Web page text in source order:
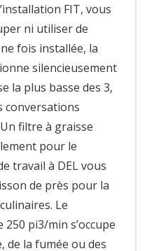
FIT, vous
ni utiliser de
fois installée, la
silencieusement
la plus basse des 3,
conversations
filtre à graisse
pour le
travail à DEL vous
de près pour la
Le
pi3/min s’occupe
de la fumée ou des